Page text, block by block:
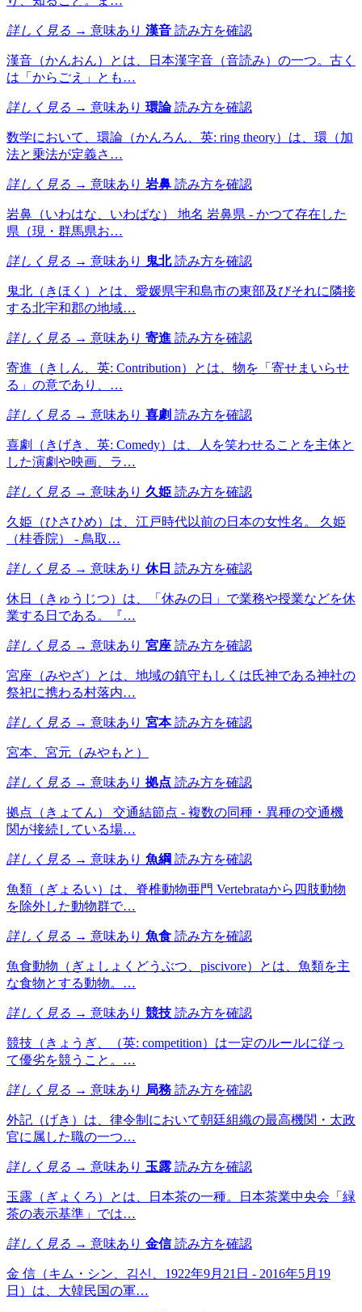
詳しく見る → 意味あり 漢音 読み方を確認
漢音（かんおん）とは、日本漢字音（音読み）の一つ。古く
は「からごえ」とも…
詳しく見る → 意味あり 環論 読み方を確認
数学において、環論（かんろん、英: ring theory）は、環（加
法と乗法が定義さ…
詳しく見る → 意味あり 岩鼻 読み方を確認
岩鼻（いわはな、いわばな） 地名 岩鼻県 - かつて存在した
県（現・群馬県お…
詳しく見る → 意味あり 鬼北 読み方を確認
鬼北（きほく）とは、愛媛県宇和島市の東部及びそれに隣接
する北宇和郡の地域…
詳しく見る → 意味あり 寄進 読み方を確認
寄進（きしん、英: Contribution）とは、物を「寄せまいらせ
る」の意であり、…
詳しく見る → 意味あり 喜劇 読み方を確認
喜劇（きげき、英: Comedy）は、人を笑わせることを主体と
した演劇や映画、ラ…
詳しく見る → 意味あり 久姫 読み方を確認
久姫（ひさひめ）は、江戸時代以前の日本の女性名。 久姫
（桂香院） - 鳥取…
詳しく見る → 意味あり 休日 読み方を確認
休日（きゅうじつ）は、「休みの日」で業務や授業などを休
業する日である。『…
詳しく見る → 意味あり 宮座 読み方を確認
宮座（みやざ）とは、地域の鎮守もしくは氏神である神社の
祭祀に携わる村落内…
詳しく見る → 意味あり 宮本 読み方を確認
宮本、宮元（みやもと）
詳しく見る → 意味あり 拠点 読み方を確認
拠点（きょてん） 交通結節点 - 複数の同種・異種の交通機
関が接続している場…
詳しく見る → 意味あり 魚綱 読み方を確認
魚類（ぎょるい）は、脊椎動物亜門 Vertebrataから四肢動物
を除外した動物群で…
詳しく見る → 意味あり 魚食 読み方を確認
魚食動物（ぎょしょくどうぶつ、piscivore）とは、魚類を主
な食物とする動物。…
詳しく見る → 意味あり 競技 読み方を確認
競技（きょうぎ、（英: competition）は一定のルールに従っ
て優劣を競うこと。…
詳しく見る → 意味あり 局務 読み方を確認
外記（げき）は、律令制において朝廷組織の最高機関・太政
官に属した職の一つ…
詳しく見る → 意味あり 玉露 読み方を確認
玉露（ぎょくろ）とは、日本茶の一種。日本茶業中央会「緑
茶の表示基準」では…
詳しく見る → 意味あり 金信 読み方を確認
金 信（キム・シン、김신、1922年9月21日 - 2016年5月19
日）は、大韓民国の軍…